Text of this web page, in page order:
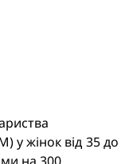
у жінок від 35 до